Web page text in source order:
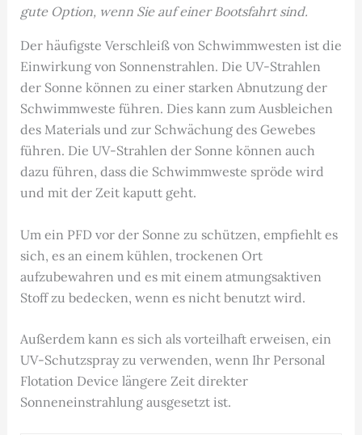
gute Option, wenn Sie auf einer Bootsfahrt sind.
Der häufigste Verschleiß von Schwimmwesten ist die
Einwirkung von Sonnenstrahlen. Die UV-Strahlen
der Sonne können zu einer starken Abnutzung der
Schwimmweste führen. Dies kann zum Ausbleichen
des Materials und zur Schwächung des Gewebes
führen. Die UV-Strahlen der Sonne können auch
dazu führen, dass die Schwimmweste spröde wird
und mit der Zeit kaputt geht.
Um ein PFD vor der Sonne zu schützen, empfiehlt es
sich, es an einem kühlen, trockenen Ort
aufzubewahren und es mit einem atmungsaktiven
Stoff zu bedecken, wenn es nicht benutzt wird.
Außerdem kann es sich als vorteilhaft erweisen, ein
UV-Schutzspray zu verwenden, wenn Ihr Personal
Flotation Device längere Zeit direkter
Sonneneinstrahlung ausgesetzt ist.